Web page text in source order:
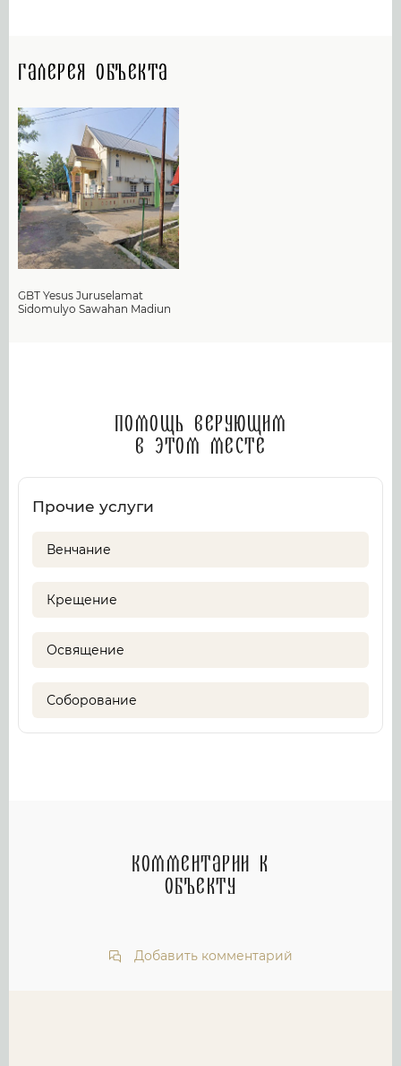
Галерея объекта
GBT Yesus Juruselamat
Sidomulyo Sawahan Madiun
Помощь верующим
в этом месте
Прочие услуги
Венчание
Крещение
Освящение
Соборование
Комментарии к
объекту
Добавить комментарий